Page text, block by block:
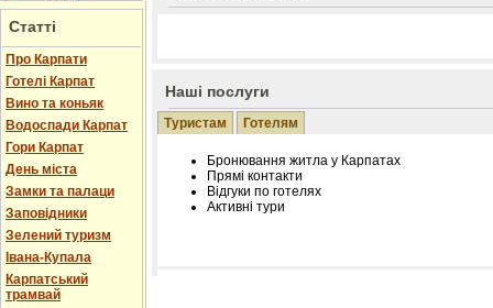
Статті
Про Карпати
Готелі Карпат
Вино та коньяк
Водоспади Карпат
Гори Карпат
День міста
Замки та палаци
Заповідники
Зелений туризм
Івана-Купала
Карпатський
трамвай
Наші послуги
Туристам Готелям
Бронювання житла у Карпатах
Прямі контакти
Відгуки по готелях
Активні тури